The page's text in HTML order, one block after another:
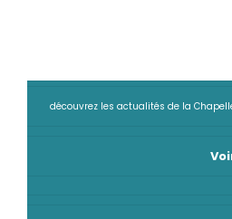
découvrez les actualités de la